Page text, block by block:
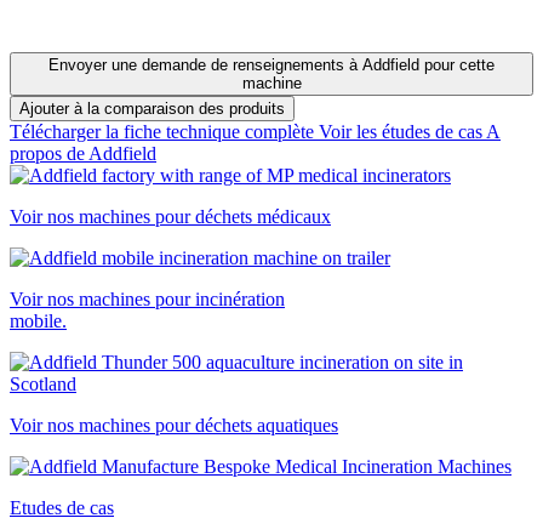
Envoyer une demande de renseignements à Addfield pour cette
machine
Ajouter à la comparaison des produits
Télécharger la fiche technique complète Voir les études de cas A
propos de Addfield
Voir nos machines pour déchets médicaux
Voir nos machines pour incinération
mobile.
Voir nos machines pour déchets aquatiques
Etudes de cas